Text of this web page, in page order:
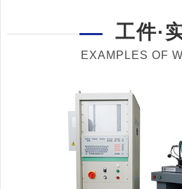
工件·
EXAMPLES OF